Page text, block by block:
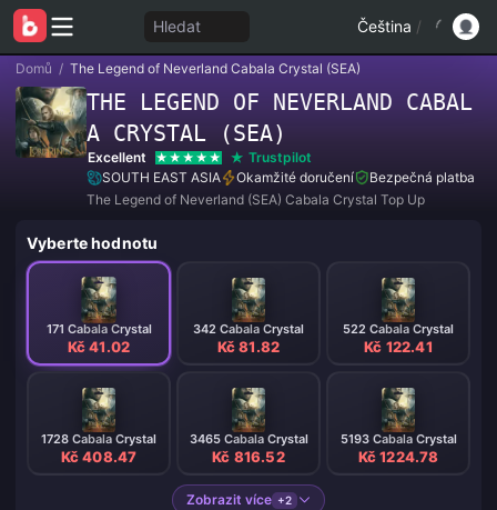
Hledat Čeština /
Domů / The Legend of Neverland Cabala Crystal (SEA)
THE LEGEND OF NEVERLAND CABAL
A CRYSTAL (SEA)
Excellent
Trustpilot
SOUTH EAST ASIA
Okamžité doručení
Bezpečná platba
The Legend of Neverland (SEA) Cabala Crystal Top Up
Vyberte hodnotu
171 Cabala Crystal
Kč 41.02
342 Cabala Crystal
Kč 81.82
522 Cabala Crystal
Kč 122.41
1728 Cabala Crystal
Kč 408.47
3465 Cabala Crystal
Kč 816.52
5193 Cabala Crystal
Kč 1224.78
Zobrazit více +2